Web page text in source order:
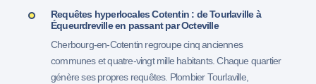
Requêtes hyperlocales Cotentin : de Tourlaville à
Équeurdreville en passant par Octeville
Cherbourg-en-Cotentin regroupe cinq anciennes
communes et quatre-vingt mille habitants. Chaque quartier
génère ses propres requêtes. Plombier Tourlaville,